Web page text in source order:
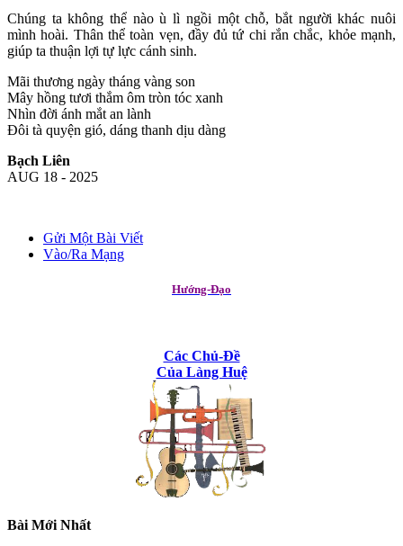
Chúng ta không thể nào ù lì ngồi một chỗ, bắt người khác nuôi
mình hoài. Thân thể toàn vẹn, đầy đủ tứ chi rắn chắc, khỏe mạnh,
giúp ta thuận lợi tự lực cánh sinh.
Mãi thương ngày tháng vàng son
Mây hồng tươi thắm ôm tròn tóc xanh
Nhìn đời ánh mắt an lành
Đôi tà quyện gió, dáng thanh dịu dàng
Bạch Liên
AUG 18 - 2025
Gửi Một Bài Viết
Vào/Ra Mạng
Hướng-Đạo
Các Chủ-Đề
Của Làng Huệ
Bài Mới Nhất